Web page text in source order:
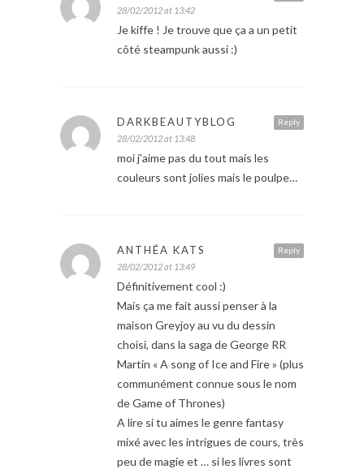
28/02/2012 at 13:42
Je kiffe ! Je trouve que ça a un petit
côté steampunk aussi :)
Reply
DARKBEAUTYBLOG
28/02/2012 at 13:48
moi j’aime pas du tout mais les
couleurs sont jolies mais le poulpe…
Reply
ANTHÉA KATS
28/02/2012 at 13:49
Définitivement cool :)
Mais ça me fait aussi penser à la
maison Greyjoy au vu du dessin
choisi, dans la saga de George RR
Martin « A song of Ice and Fire » (plus
communément connue sous le nom
de Game of Thrones)
A lire si tu aimes le genre fantasy
mixé avec les intrigues de cours, très
peu de magie et … si les livres sont